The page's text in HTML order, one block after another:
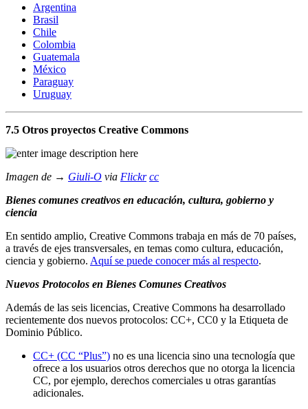
Argentina
Brasil
Chile
Colombia
Guatemala
México
Paraguay
Uruguay
7.5 Otros proyectos Creative Commons
Imagen de → Giuli-O via Flickr cc
Bienes comunes creativos en educación, cultura, gobierno y
ciencia
En sentido amplio, Creative Commons trabaja en más de 70 países,
a través de ejes transversales, en temas como cultura, educación,
ciencia y gobierno. Aquí se puede conocer más al respecto.
Nuevos Protocolos en Bienes Comunes Creativos
Además de las seis licencias, Creative Commons ha desarrollado
recientemente dos nuevos protocolos: CC+, CC0 y la Etiqueta de
Dominio Público.
CC+ (CC “Plus”) no es una licencia sino una tecnología que
ofrece a los usuarios otros derechos que no otorga la licencia
CC, por ejemplo, derechos comerciales u otras garantías
adicionales.